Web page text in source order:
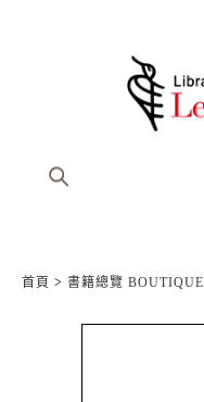
首頁 > 書籍總覽 BOUTIQUE